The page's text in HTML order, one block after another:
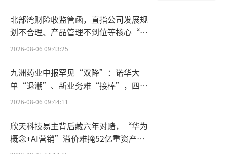
20年均处于亏损状态从指南针本身来看，拿下
先锋基金可谓大手笔。从后者近几年的业绩来
看，2022年到2024年，其归母净利润分别为3.
38亿元、7260.98万元、1.04亿元。
小东财的“野望”
先锋基金之外，指南针还在2022年盯上了
同样质地不佳的网信证券。
北部湾财险收监管函，直指公司发展规
划不合理、产品管理不到位等核心“痛
点”
2026-08-06 09:43:25
九洲药业中报罕见“双降”：诺华大
单“退潮”、新业务难“接棒”，四大
难关待闯
2026-08-06 09:44:11
欣天科技易主背后藏六年对赌，“华为
概念+AI营销”溢价难掩52亿重资产考
验